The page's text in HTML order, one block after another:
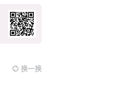
换一换